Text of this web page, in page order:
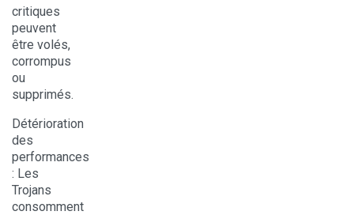
critiques
peuvent
être volés,
corrompus
ou
supprimés.
Détérioration
des
performances
: Les
Trojans
consomment